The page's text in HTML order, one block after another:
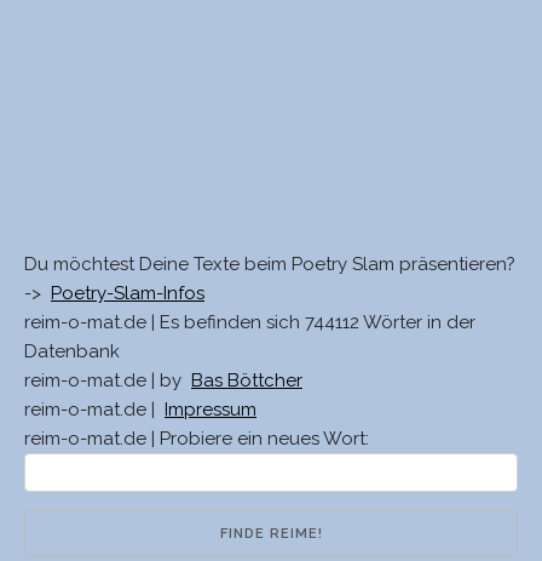
Du möchtest Deine Texte beim Poetry Slam präsentieren?
-> Poetry-Slam-Infos
reim-o-mat.de | Es befinden sich 744112 Wörter in der
Datenbank
reim-o-mat.de | by Bas Böttcher
reim-o-mat.de |
Impressum
reim-o-mat.de | Probiere ein neues Wort: